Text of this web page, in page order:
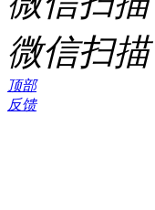
微信扫描
顶部
反馈